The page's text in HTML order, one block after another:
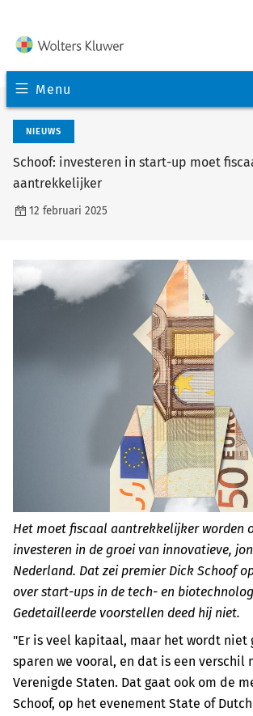
Menu
NIEUWS
Schoof: investeren in start-up moet
aantrekkelijker
12 februari 2025
Het moet fiscaal aantrekkelijker worden
investeren in de groei van innovatieve,
Nederland. Dat zei premier Dick Schoof
over start-ups in de tech- en
Gedetailleerde voorstellen deed hij niet.
"Er is veel kapitaal, maar het wordt niet
sparen we vooral, en dat is een verschil
Verenigde Staten. Dat gaat ook om de
Schoof, op het evenement State of Dutch